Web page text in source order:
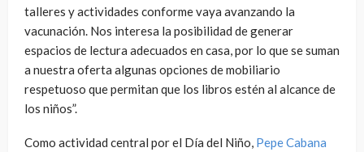
talleres y actividades conforme vaya avanzando la
vacunación. Nos interesa la posibilidad de generar
espacios de lectura adecuados en casa, por lo que se suman
a nuestra oferta algunas opciones de mobiliario
respetuoso que permitan que los libros estén al alcance de
los niños”.
Como actividad central por el Día del Niño, Pepe Cabana